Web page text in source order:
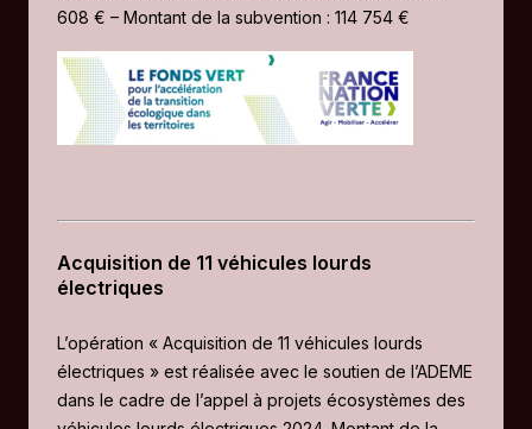
608 € – Montant de la subvention : 114 754 €
Acquisition de 11 véhicules lourds
électriques
L’opération « Acquisition de 11 véhicules lourds
électriques » est réalisée avec le soutien de l’ADEME
dans le cadre de l’appel à projets écosystèmes des